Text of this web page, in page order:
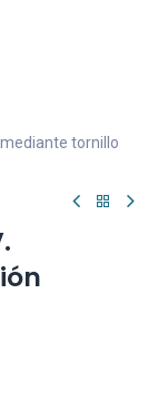
tornillo